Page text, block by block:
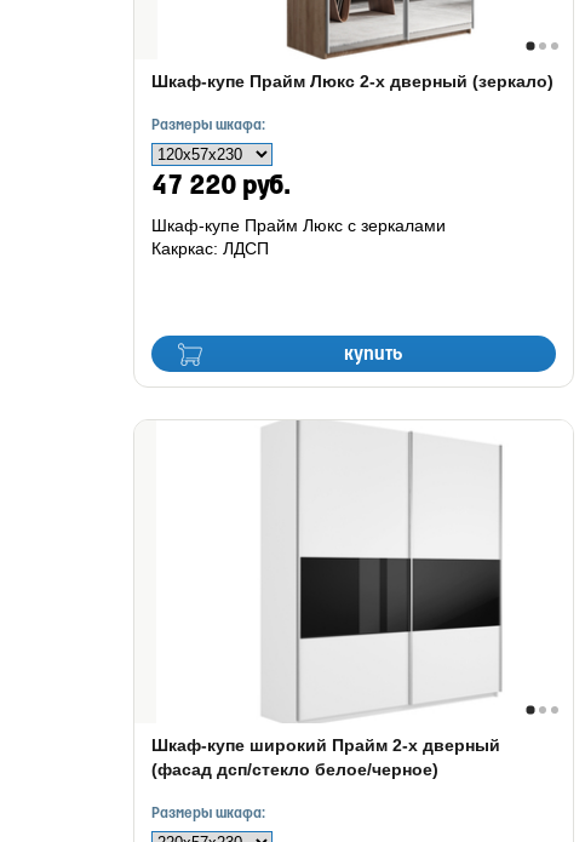
Шкаф-купе Прайм Люкс 2-х дверный (зеркало)
Размеры шкафа:
47 220 руб.
купить
Шкаф-купе Прайм Люкс с зеркалами
Какркас: ЛДСП
Шкаф-купе широкий Прайм 2-х дверный
(фасад дсп/стекло белое/черное)
Размеры шкафа: